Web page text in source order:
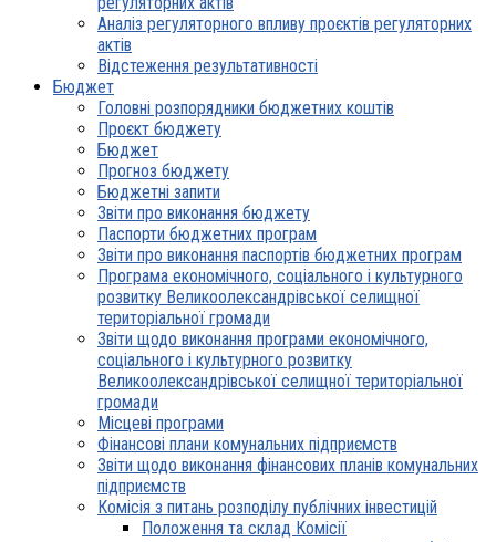
Аналіз регуляторного впливу проєктів регуляторних
актів
Відстеження результативності
Бюджет
Головні розпорядники бюджетних коштів
Проєкт бюджету
Бюджет
Прогноз бюджету
Бюджетні запити
Звіти про виконання бюджету
Паспорти бюджетних програм
Звіти про виконання паспортів бюджетних програм
Програма економічного, соціального і культурного
розвитку Великоолександрівської селищної
територіальної громади
Звіти щодо виконання програми економічного,
соціального і культурного розвитку
Великоолександрівської селищної територіальної
громади
Місцеві програми
Фінансові плани комунальних підприємств
Звіти щодо виконання фінансових планів комунальних
підприємств
Комісія з питань розподілу публічних інвестицій
Положення та склад Комісії